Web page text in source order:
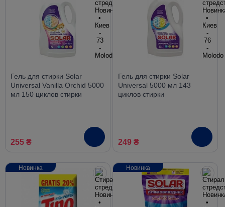
Гель для стирки Solar
Universal Vanilla Orchid 5000
мл 150 циклов стирки
255 ₴
Гель для стирки Solar
Universal 5000 мл 143
циклов стирки
249 ₴
Новинка Новинка